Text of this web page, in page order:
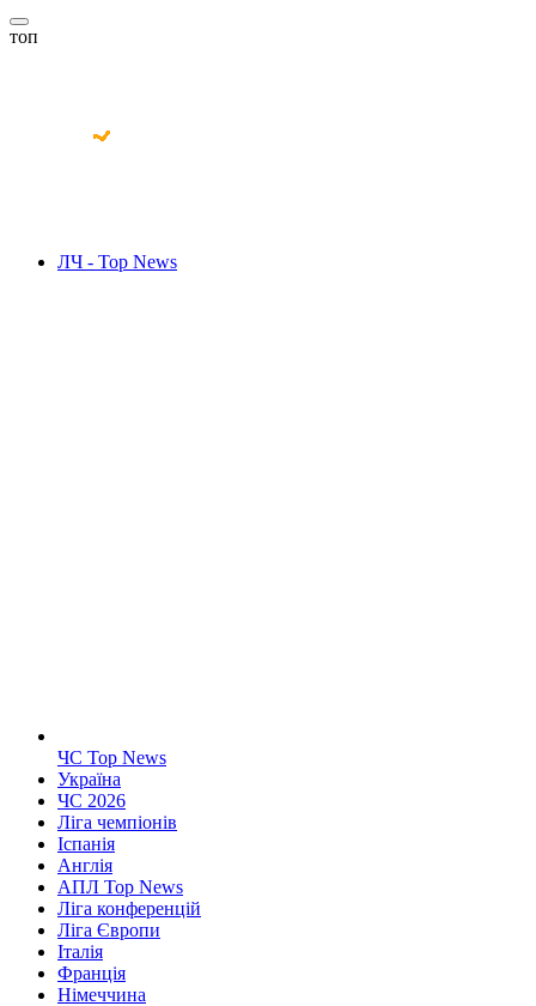
топ
ЛЧ - Top News
ЧС Top News
Україна
ЧС 2026
Ліга чемпіонів
Іспанія
Англія
АПЛ Top News
Ліга конференцій
Ліга Європи
Італія
Франція
Німеччина